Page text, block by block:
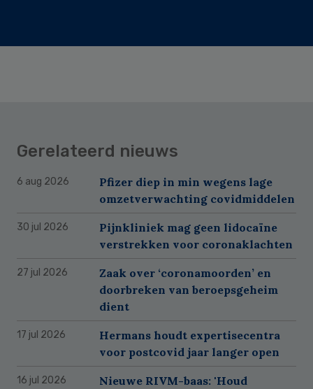
Gerelateerd nieuws
6 aug 2026
Pfizer diep in min wegens lage
omzetverwachting covidmiddelen
30 jul 2026
Pijnkliniek mag geen lidocaïne
verstrekken voor coronaklachten
27 jul 2026
Zaak over ‘coronamoorden’ en
doorbreken van beroepsgeheim
dient
17 jul 2026
Hermans houdt expertisecentra
voor postcovid jaar langer open
16 jul 2026
Nieuwe RIVM-baas: 'Houd